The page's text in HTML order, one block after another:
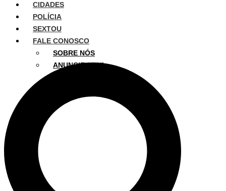
CIDADES
POLÍCIA
SEXTOU
FALE CONOSCO
SOBRE NÓS
ANUNCIE AQUI